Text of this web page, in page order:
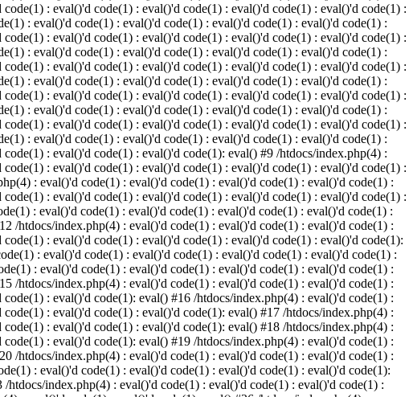
: eval()'d code(1) : eval()'d code(1) : eval()'d code(1) : eval()'d code(1) :
: eval()'d code(1) : eval()'d code(1) : eval()'d code(1) : eval()'d code(1) :
: eval()'d code(1) : eval()'d code(1) : eval()'d code(1) : eval()'d code(1) :
: eval()'d code(1) : eval()'d code(1) : eval()'d code(1) : eval()'d code(1) :
: eval()'d code(1) : eval()'d code(1) : eval()'d code(1) : eval()'d code(1) :
: eval()'d code(1) : eval()'d code(1) : eval()'d code(1) : eval()'d code(1) :
: eval()'d code(1) : eval()'d code(1) : eval()'d code(1) : eval()'d code(1) :
: eval()'d code(1) : eval()'d code(1) : eval()'d code(1) : eval()'d code(1) :
: eval()'d code(1) : eval()'d code(1) : eval()'d code(1) : eval()'d code(1) :
: eval()'d code(1) : eval()'d code(1) : eval()'d code(1) : eval()'d code(1) :
: eval()'d code(1) : eval()'d code(1): eval() #9 /htdocs/index.php(4) :
: eval()'d code(1) : eval()'d code(1) : eval()'d code(1) : eval()'d code(1) :
: eval()'d code(1) : eval()'d code(1) : eval()'d code(1) : eval()'d code(1) :
: eval()'d code(1) : eval()'d code(1) : eval()'d code(1) : eval()'d code(1) :
: eval()'d code(1) : eval()'d code(1) : eval()'d code(1) : eval()'d code(1) :
/htdocs/index.php(4) : eval()'d code(1) : eval()'d code(1) : eval()'d code(1) :
: eval()'d code(1) : eval()'d code(1) : eval()'d code(1) : eval()'d code(1):
: eval()'d code(1) : eval()'d code(1) : eval()'d code(1) : eval()'d code(1) :
: eval()'d code(1) : eval()'d code(1) : eval()'d code(1) : eval()'d code(1) :
/htdocs/index.php(4) : eval()'d code(1) : eval()'d code(1) : eval()'d code(1) :
: eval()'d code(1): eval() #16 /htdocs/index.php(4) : eval()'d code(1) :
: eval()'d code(1) : eval()'d code(1): eval() #17 /htdocs/index.php(4) :
: eval()'d code(1) : eval()'d code(1): eval() #18 /htdocs/index.php(4) :
: eval()'d code(1): eval() #19 /htdocs/index.php(4) : eval()'d code(1) :
/htdocs/index.php(4) : eval()'d code(1) : eval()'d code(1) : eval()'d code(1) :
: eval()'d code(1) : eval()'d code(1) : eval()'d code(1) : eval()'d code(1):
index.php(4) : eval()'d code(1) : eval()'d code(1) : eval()'d code(1) :